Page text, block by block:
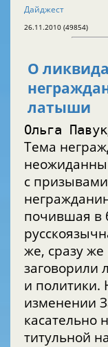
Дайджест
26.11.2010 (49854)
О
латыши
Ольга Павук
Тема
с
почившая в
же, сразу
заговорили
и политики.
изменении
касательно
титульной